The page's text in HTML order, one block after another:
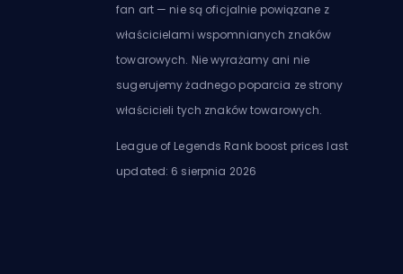
fan art — nie są oficjalnie powiązane z
właścicielami wspomnianych znaków
towarowych. Nie wyrażamy ani nie
sugerujemy żadnego poparcia ze strony
właścicieli tych znaków towarowych.
League of Legends Rank boost prices last
updated: 6 sierpnia 2026